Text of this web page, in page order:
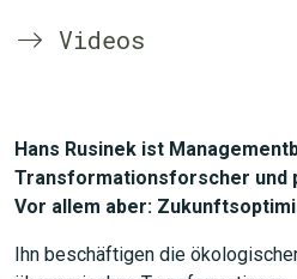
Videos
Hans Rusinek ist
Transformationsforscher und
Vor allem aber:
Ihn beschäftigen die